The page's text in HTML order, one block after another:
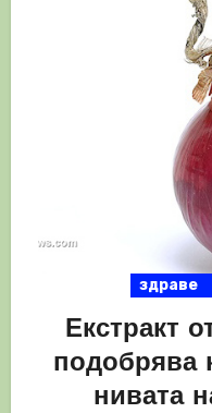
здраве
Екстракт
подобрява
нивата